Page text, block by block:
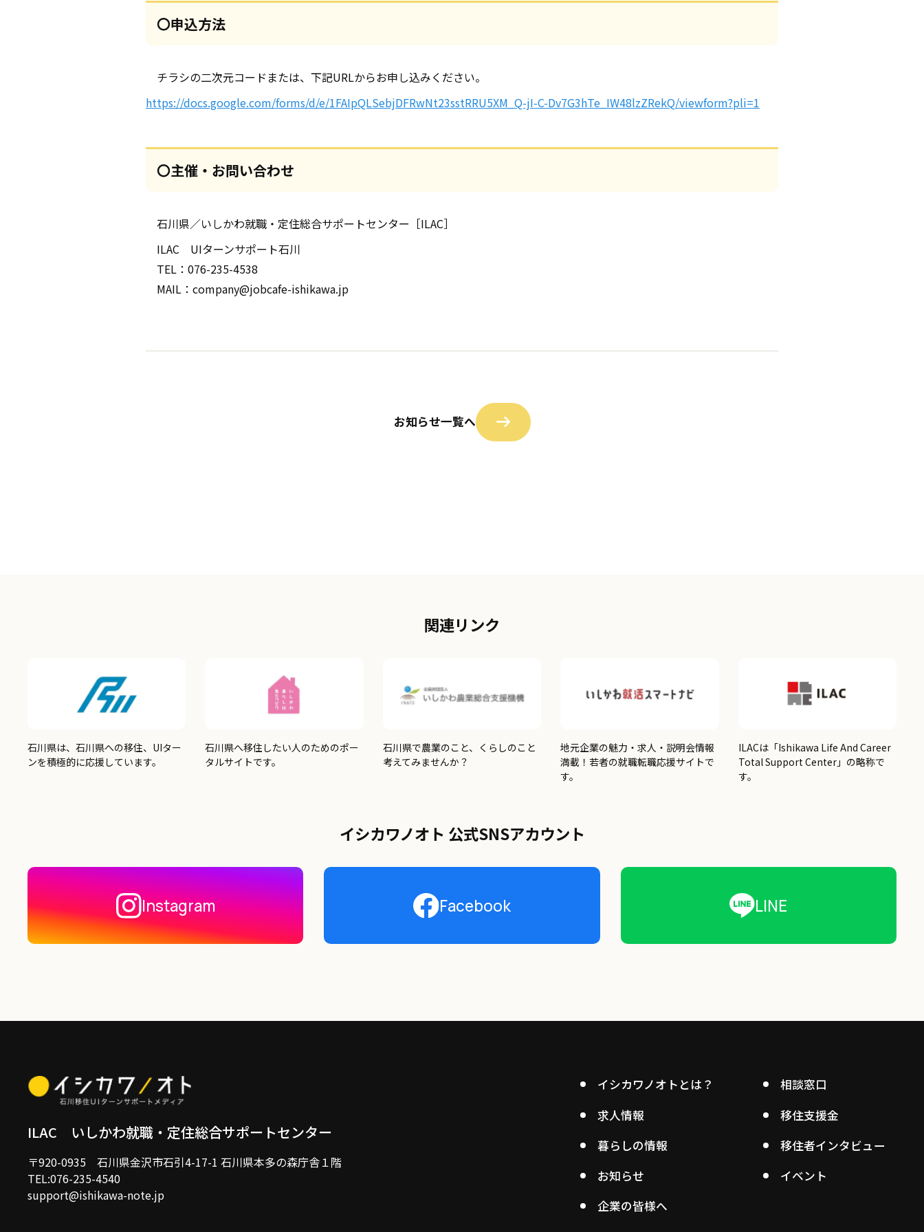
〇申込方法
チラシの二次元コードまたは、下記URLからお申し込みください。
https://docs.google.com/forms/d/e/1FAIpQLSebjDFRwNt23sstRRU5XM_Q-jI-C-Dv7G3hTe_IW48lzZRekQ/viewform?pli=1
〇主催・お問い合わせ
石川県／いしかわ就職・定住総合サポートセンター［ILAC］
ILAC UIターンサポート石川
TEL：076-235-4538
MAIL：company@jobcafe-ishikawa.jp
お知らせ一覧へ
関連リンク
石川県は、石川県への移住、UIター
ンを積極的に応援しています。
石川県へ移住したい人のためのポー
タルサイトです。
石川県で農業のこと、くらしのこと
考えてみませんか？
地元企業の魅力・求人・説明会情報
満載！若者の就職転職応援サイトで
す。
ILACは「Ishikawa Life And Career
Total Support Center」の略称で
す。
イシカワノオト 公式SNSアカウント
Instagram Facebook LINE
ILAC いしかわ就職・定住総合サポートセンター
〒920-0935 石川県金沢市石引4-17-1 石川県本多の森庁舎１階
TEL:076-235-4540
support@ishikawa-note.jp
イシカワノオトとは？
相談窓口
求人情報
移住支援金
暮らしの情報
移住者インタビュー
お知らせ
イベント
企業の皆様へ